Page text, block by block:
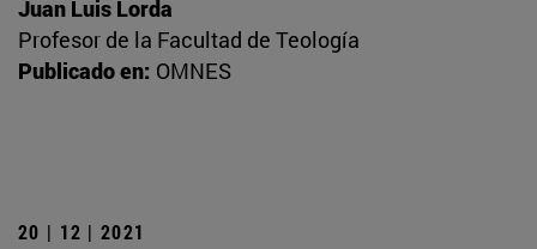
Juan Luis Lorda
Profesor de la Facultad de Teología
Publicado en: OMNES
20 | 12 | 2021